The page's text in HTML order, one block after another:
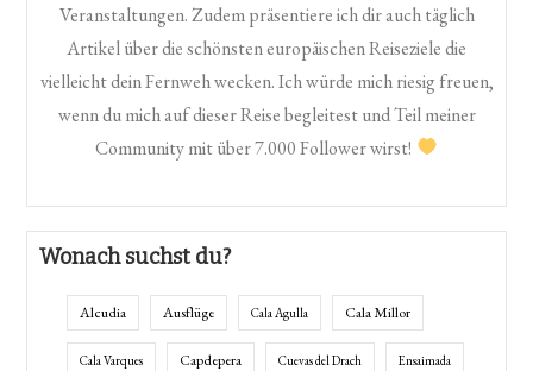
Veranstaltungen. Zudem präsentiere ich dir auch täglich
Artikel über die schönsten europäischen Reiseziele die
vielleicht dein Fernweh wecken. Ich würde mich riesig freuen,
wenn du mich auf dieser Reise begleitest und Teil meiner
Community mit über 7.000 Follower wirst!
Wonach suchst du?
Alcudia Ausflüge Cala Agulla Cala Millor
Cala Varques Capdepera Cuevas del Drach Ensaimada